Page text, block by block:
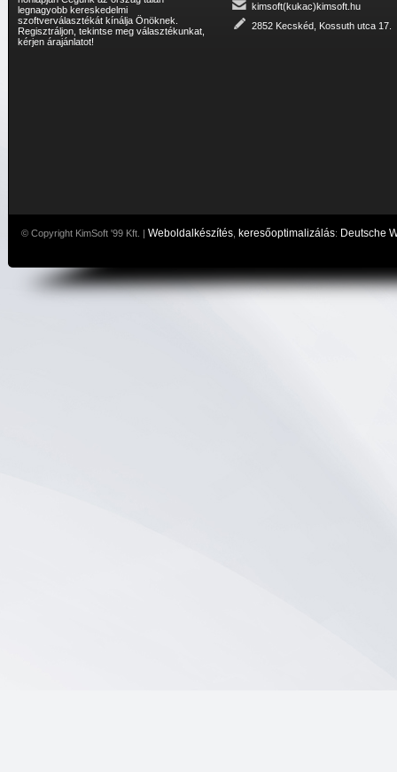
legnagyobb kereskedelmi
szoftverválasztékát kínálja Önöknek.
Regisztráljon, tekintse meg választékunkat,
kérjen árajánlatot!
kimsoft(kukac)kimsoft.hu
2852 Kecskéd, Kossuth utca 17.
© Copyright KimSoft '99 Kft. | Weboldalkészítés keresőoptimalizálás: Deutsche